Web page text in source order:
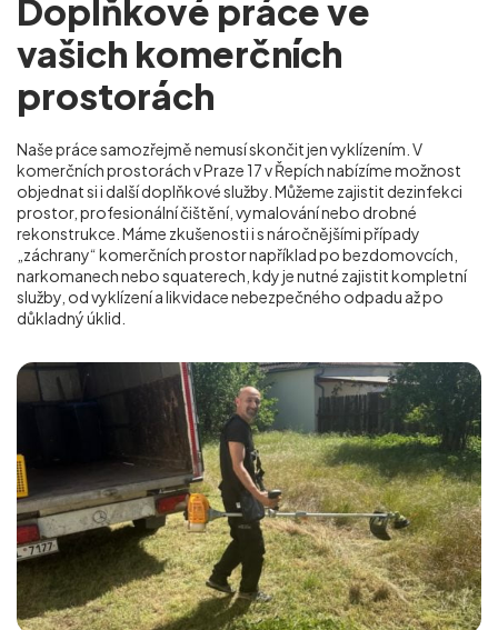
Doplňkové práce ve
vašich komerčních
prostorách
Naše práce samozřejmě nemusí skončit jen vyklízením. V
komerčních prostorách v Praze 17 v Řepích nabízíme možnost
objednat si i další doplňkové služby. Můžeme zajistit dezinfekci
prostor, profesionální čištění, vymalování nebo drobné
rekonstrukce. Máme zkušenosti i s náročnějšími případy
„záchrany“ komerčních prostor například po bezdomovcích,
narkomanech nebo squaterech, kdy je nutné zajistit kompletní
služby, od vyklízení a likvidace nebezpečného odpadu až po
důkladný úklid.